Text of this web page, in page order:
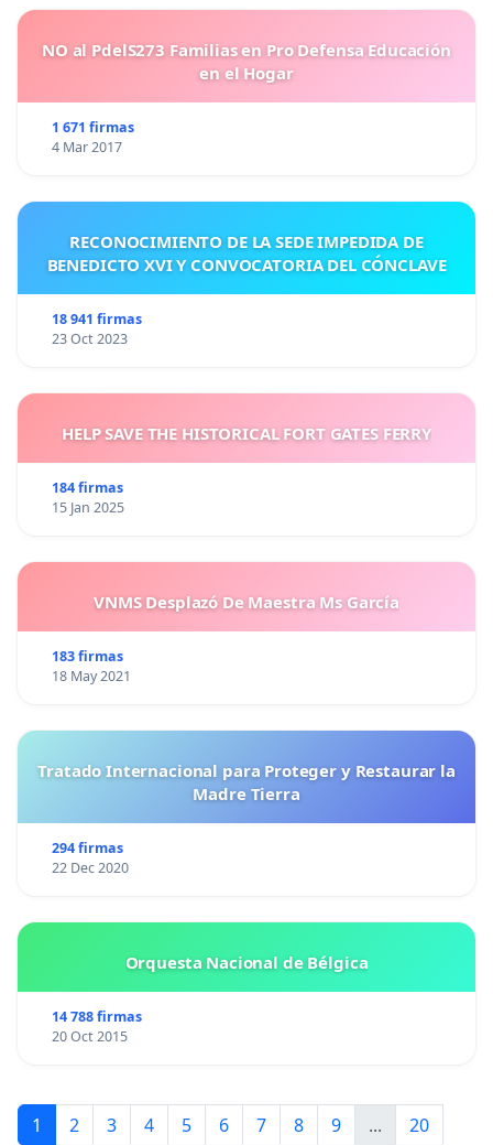
NO al PdelS273 Familias en Pro Defensa Educación
en el Hogar
1 671 firmas
4 Mar 2017
RECONOCIMIENTO DE LA SEDE IMPEDIDA DE
BENEDICTO XVI Y CONVOCATORIA DEL CÓNCLAVE
18 941 firmas
23 Oct 2023
HELP SAVE THE HISTORICAL FORT GATES FERRY
184 firmas
15 Jan 2025
VNMS Desplazó De Maestra Ms García
183 firmas
18 May 2021
Tratado Internacional para Proteger y Restaurar la
Madre Tierra
294 firmas
22 Dec 2020
Orquesta Nacional de Bélgica
14 788 firmas
20 Oct 2015
1 2 3 4 5 6 7 8 9 ...
20